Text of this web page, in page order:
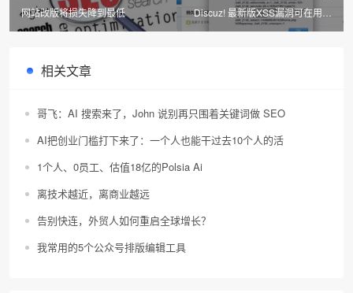
网站改版将损失降到最低
Discuz! 最新版XSS漏洞可在用户
浏览器执行任意JS代码
相关文章
哥飞：AI 搜索来了，John 说别再只围着关键词做 SEO
AI把创业门槛打下来了：一个人也能干过去10个人的活
1个人、0员工、估值18亿的Polsia Ai
离技术越近，离商业越远
告别快连，外贸人如何重启全球增长？
我常用的5个公众号排版编辑工具